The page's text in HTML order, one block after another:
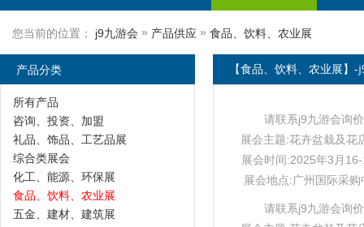
2024上海自有品牌展--2024上海oem 贴牌代加工展
您当前的位置： j9九游会 » 产品供应 » 食品、饮料、农业展
【食品、饮料、农业展】-
请联系j9九游会询价
展会主题:花卉盆栽及花
展会时间:2025年3月
展会地点:广州国际采购
请联系j9九游会询价
产品分类
所有产品
咨询、投资、加盟
礼品、饰品、工艺品展
综合类展会
化工、能源、环保展
食品、饮料、农业展
五金、建材、建筑展